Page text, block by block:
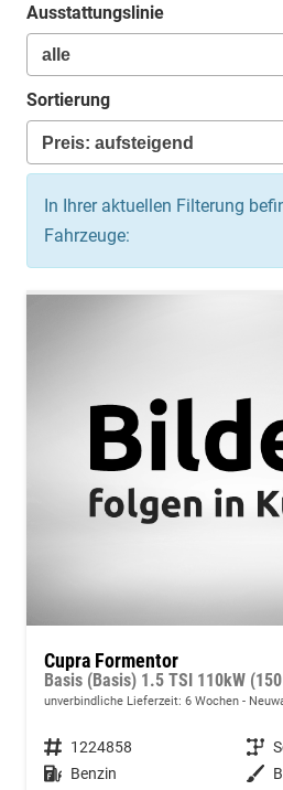
Ausstattungslinie
Sortierung
In Ihrer aktuellen Filterung
Fahrzeuge:
Cupra Formentor
unverbindliche Lieferzeit: 6 Wochen
Fahrzeugnummer 1224858 Getriebe
Kraftstoff Benzin Außenfarbe